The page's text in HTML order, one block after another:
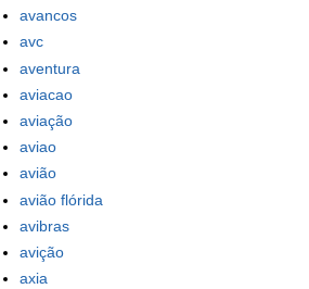
avancos
avc
aventura
aviacao
aviação
aviao
avião
avião flórida
avibras
avição
axia